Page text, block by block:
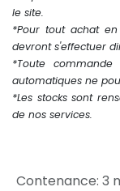
le site.
*Pour tout achat
devront s'effectuer
*Toute
automatiques ne
*Les stocks sont
de nos services.
Contenance: 3